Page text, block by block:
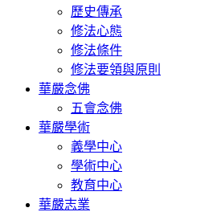
歷史傳承
修法心態
修法條件
修法要領與原則
華嚴念佛
五會念佛
華嚴學術
義學中心
學術中心
教育中心
華嚴志業